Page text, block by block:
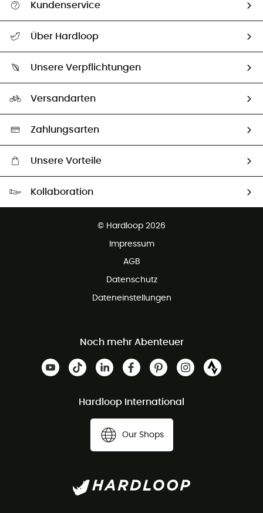
Kundenservice
Größentabelle
Über Hardloop
Unsere Botschafter
Unsere Verpflichtungen
Auswahl an nachhaltigen Produkten
Versandarten
Zahlungsarten
Unsere Vorteile
Kollaboration
© Hardloop 2026
Impressum
AGB
Datenschutz
Dateneinstellungen
Noch mehr Abenteuer
Hardloop International
Our Shops